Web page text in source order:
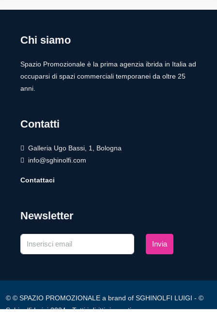
Chi siamo
Spazio Promozionale è la prima agenzia ibrida in Italia ad
occuparsi di spazi commerciali temporanei da oltre 25
anni.
Contatti
Galleria Ugo Bassi, 1, Bologna
info@sghinolfi.com
Contattaci
Newsletter
Invia
© © SPAZIO PROMOZIONALE a brand of SGHINOLFI LUIGI - ©
Sghinolfi Luigi 2024 - Tutti i diritti riservati